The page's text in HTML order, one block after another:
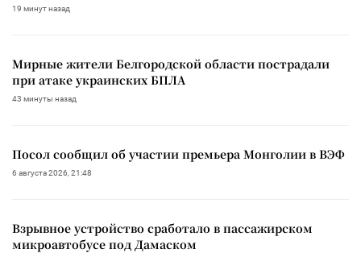
19 минут назад
Мирные жители Белгородской области пострадали
при атаке украинских БПЛА
43 минуты назад
Посол сообщил об участии премьера Монголии в ВЭФ
6 августа 2026, 21:48
Взрывное устройство сработало в пассажирском
микроавтобусе под Дамаском